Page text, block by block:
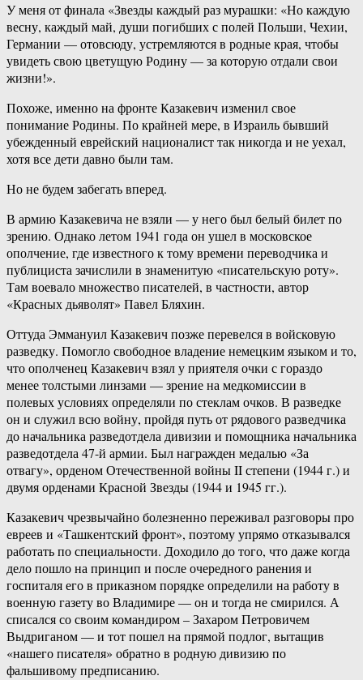
У меня от финала «Звезды каждый раз мурашки: «Но каждую
весну, каждый май, души погибших с полей Польши, Чехии,
Германии — отовсюду, устремляются в родные края, чтобы
увидеть свою цветущую Родину — за которую отдали свои
жизни!».
Похоже, именно на фронте Казакевич изменил свое
понимание Родины. По крайней мере, в Израиль бывший
убежденный еврейский националист так никогда и не уехал,
хотя все дети давно были там.
Но не будем забегать вперед.
В армию Казакевича не взяли — у него был белый билет по
зрению. Однако летом 1941 года он ушел в московское
ополчение, где известного к тому времени переводчика и
публициста зачислили в знаменитую «писательскую роту».
Там воевало множество писателей, в частности, автор
«Красных дьяволят» Павел Бляхин.
Оттуда Эммануил Казакевич позже перевелся в войсковую
разведку. Помогло свободное владение немецким языком и то,
что ополченец Казакевич взял у приятеля очки с гораздо
менее толстыми линзами — зрение на медкомиссии в
полевых условиях определяли по стеклам очков. В разведке
он и служил всю войну, пройдя путь от рядового разведчика
до начальника разведотдела дивизии и помощника начальника
разведотдела 47-й армии. Был награжден медалью «За
отвагу», орденом Отечественной войны II степени (1944 г.) и
двумя орденами Красной Звезды (1944 и 1945 гг.).
Казакевич чрезвычайно болезненно переживал разговоры про
евреев и «Ташкентский фронт», поэтому упрямо отказывался
работать по специальности. Доходило до того, что даже когда
дело пошло на принцип и после очередного ранения и
госпиталя его в приказном порядке определили на работу в
военную газету во Владимире — он и тогда не смирился. А
списался со своим командиром – Захаром Петровичем
Выдриганом — и тот пошел на прямой подлог, вытащив
«нашего писателя» обратно в родную дивизию по
фальшивому предписанию.